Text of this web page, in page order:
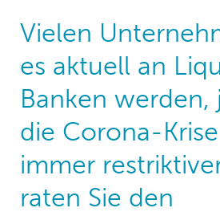
Vielen
es aktuell an
Banken werden,
die Corona-
immer
raten Sie den